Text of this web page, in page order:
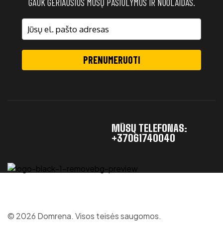
GAUK GERIAUSIUS MŪSŲ PASIŪLYMUS IR NUOLAIDAS.
PRENUMERUOTI
MŪSŲ TELEFONAS:
+37061740040
© 2026 Domrena. Visos teisės saugomos.